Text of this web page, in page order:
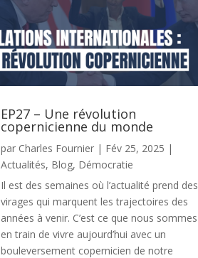
EP27 – Une révolution
copernicienne du monde
par Charles Fournier| Fév 25, 2025 |
Actualités, Blog, Démocratie
Il est des semaines où l’actualité prend des
virages qui marquent les trajectoires des
années à venir. C’est ce que nous sommes
en train de vivre aujourd’hui avec un
bouleversement copernicien de notre